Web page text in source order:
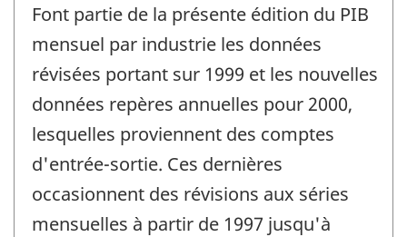
référence
de
changement
-
Font partie de la présente édition du PIB
mensuel par industrie les données
révisées portant sur 1999 et les nouvelles
données repères annuelles pour 2000,
lesquelles proviennent des comptes
d'entrée-sortie. Ces dernières
occasionnent des révisions aux séries
mensuelles à partir de 1997 jusqu'à